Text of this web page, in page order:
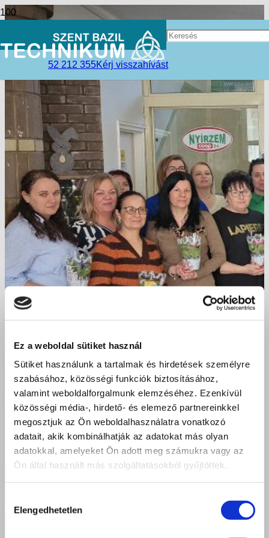
Ez a weboldal sütiket használ
Sütiket használunk a tartalmak és hirdetések személyre
szabásához, közösségi funkciók biztosításához,
valamint weboldalforgalmunk elemzéséhez. Ezenkívül
közösségi média-, hirdető- és elemező partnereinkkel
megosztjuk az Ön weboldalhasználatra vonatkozó
adatait, akik kombinálhatják az adatokat más olyan
adatokkal, amelyeket Ön adott meg számukra vagy az
Ön által használt más szolgáltatásokból gyűjtöttek.
kiválasztása
Elengedhetetlen
52 212 355Kérj visszahívást